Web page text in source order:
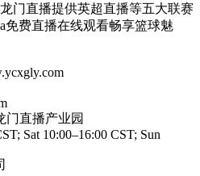
门直播提供英超直播等五大联赛
免费直播在线观看畅享篮球魅
门直播产业园
Sat 10:00–16:00 CST; Sun